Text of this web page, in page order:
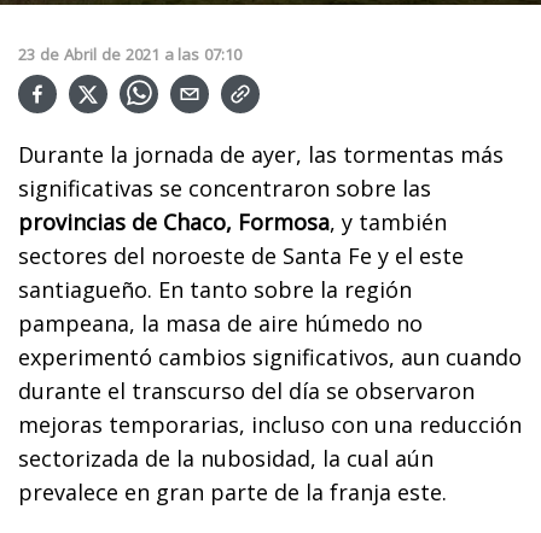
23 de Abril de 2021 a las 07:10
Durante la jornada de ayer, las tormentas más
significativas se concentraron sobre las
provincias de Chaco, Formosa, y también
sectores del noroeste de Santa Fe y el este
santiagueño. En tanto sobre la región
pampeana, la masa de aire húmedo no
experimentó cambios significativos, aun cuando
durante el transcurso del día se observaron
mejoras temporarias, incluso con una reducción
sectorizada de la nubosidad, la cual aún
prevalece en gran parte de la franja este.